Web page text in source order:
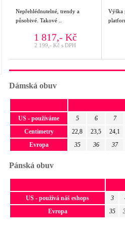
Nepřehlédnutelné, trendy a
působivé. Takové ..
1 817,- Kč
2 199,- Kč s DPH
Dámská obuv
US - používáme 5 6
7
Centimetry
22,8 23,5
24,1
Evropa
35 36 37
Pánská obuv
US - používá náš eshops 3
Evropa
35